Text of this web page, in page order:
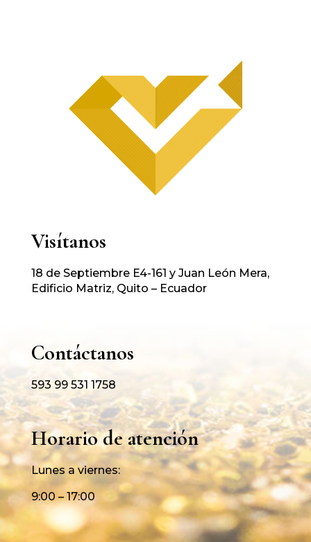
Visítanos
18 de Septiembre E4-161 y Juan León Mera,
Edificio Matriz, Quito – Ecuador
Contáctanos
593 99 531 1758
Horario de atención
Lunes a viernes:
9:00 – 17:00